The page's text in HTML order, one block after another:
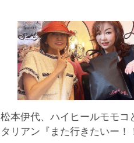
松本伊代、ハイヒールモモコ
タリアン『また行きたいー！